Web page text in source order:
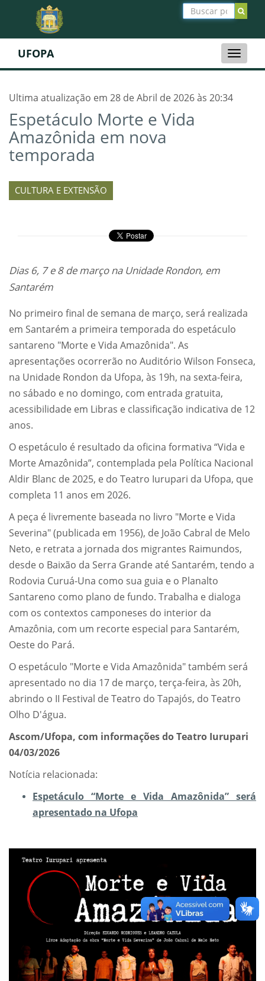
Toggle
UFOPA
Ultima atualização em 28 de Abril de 2026 às 20:34
Espetáculo Morte e Vida
Amazônida em nova
temporada
CULTURA E EXTENSÃO
Dias 6, 7 e 8 de março na Unidade Rondon, em
Santarém
No primeiro final de semana de março, será realizada
em Santarém a primeira temporada do espetáculo
santareno "Morte e Vida Amazônida". As
apresentações ocorrerão no Auditório Wilson Fonseca,
na Unidade Rondon da Ufopa, às 19h, na sexta-feira,
no sábado e no domingo, com entrada gratuita,
acessibilidade em Libras e classificação indicativa de 12
anos.
O espetáculo é resultado da oficina formativa “Vida e
Morte Amazônida”, contemplada pela Política Nacional
Aldir Blanc de 2025, e do Teatro Iurupari da Ufopa, que
completa 11 anos em 2026.
A peça é livremente baseada no livro "Morte e Vida
Severina" (publicada em 1956), de João Cabral de Melo
Neto, e retrata a jornada dos migrantes Raimundos,
desde o Baixão da Serra Grande até Santarém, tendo a
Rodovia Curuá-Una como sua guia e o Planalto
Santareno como plano de fundo. Trabalha e dialoga
com os contextos camponeses do interior da
Amazônia, com um recorte especial para Santarém,
Oeste do Pará.
O espetáculo "Morte e Vida Amazônida" também será
apresentado no dia 17 de março, terça-feira, às 20h,
abrindo o II Festival de Teatro do Tapajós, do Teatro
Olho D'água.
Ascom/Ufopa, com informações do Teatro Iurupari
04/03/2026
Notícia relacionada:
Espetáculo “Morte e Vida Amazônida” será
apresentado na Ufopa